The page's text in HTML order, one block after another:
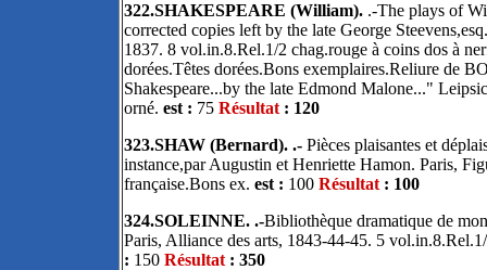
322.SHAKESPEARE (William)..-The plays of
corrected copies left by the late George
1837. 8 vol.in.8.Rel.1/2 chag.rouge à coins dos à
dorées.Têtes dorées.Bons exemplaires.Reliure de
Shakespeare...by the late Edmond Malone..."
orné. est : 75 Résultat: 120
323.SHAW (Bernard). .-Pièces plaisantes et
instance,par Augustin et Henriette Hamon. Paris,
française.Bons ex. est : 100 Résultat: 100
324.SOLEINNE. .-Bibliothèque dramatique de
Paris, Alliance des arts, 1843-44-45. 5
: 150 Résultat: 350